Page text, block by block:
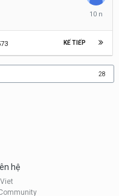
Tháng
4,
2016
KẾ TIẾP
28
hệ